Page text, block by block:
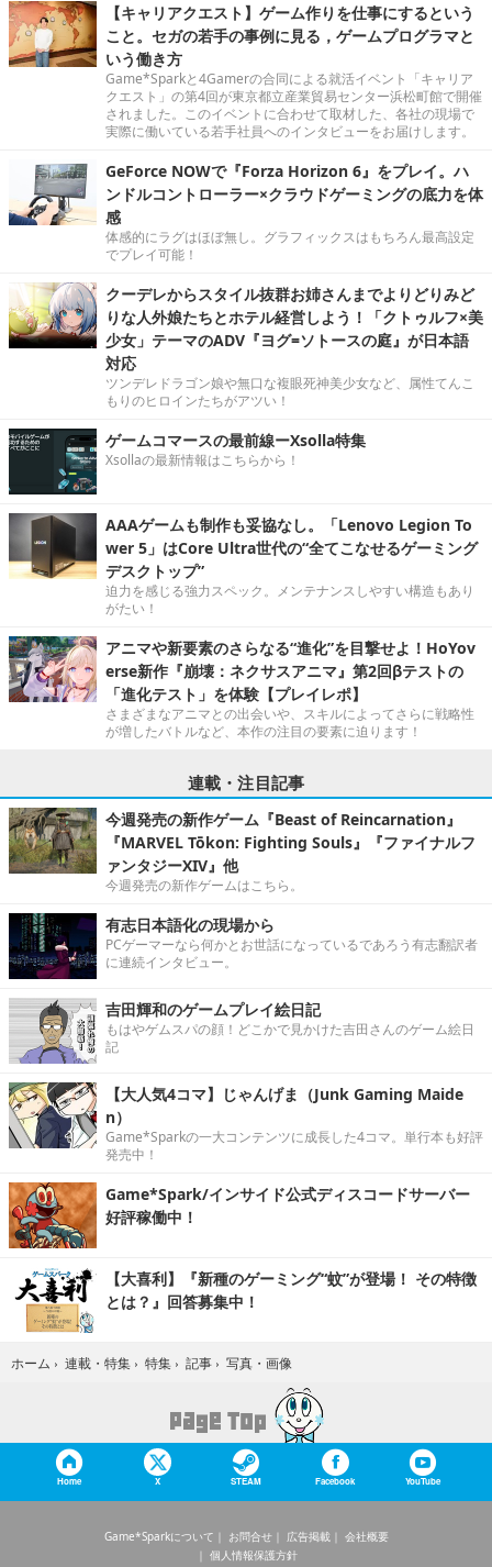
【キャリアクエスト】ゲーム作りを仕事にするという
こと。セガの若手の事例に見る，ゲームプログラマと
いう働き方
Game*Sparkと4Gamerの合同による就活イベント「キャリア
クエスト」の第4回が東京都立産業貿易センター浜松町館で開催
されました。このイベントに合わせて取材した、各社の現場で
実際に働いている若手社員へのインタビューをお届けします。
GeForce NOWで『Forza Horizon 6』をプレイ。ハ
ンドルコントローラー×クラウドゲーミングの底力を体
感
体感的にラグはほぼ無し。グラフィックスはもちろん最高設定
でプレイ可能！
クーデレからスタイル抜群お姉さんまでよりどりみど
りな人外娘たちとホテル経営しよう！「クトゥルフ×美
少女」テーマのADV『ヨグ=ソトースの庭』が日本語
対応
ツンデレドラゴン娘や無口な複眼死神美少女など、属性てんこ
もりのヒロインたちがアツい！
ゲームコマースの最前線ーXsolla特集
Xsollaの最新情報はこちらから！
AAAゲームも制作も妥協なし。「Lenovo Legion To
wer 5」はCore Ultra世代の“全てこなせるゲーミング
デスクトップ”
迫力を感じる強力スペック。メンテナンスしやすい構造もあり
がたい！
アニマや新要素のさらなる“進化”を目撃せよ！HoYov
erse新作『崩壊：ネクサスアニマ』第2回βテストの
「進化テスト」を体験【プレイレポ】
さまざまなアニマとの出会いや、スキルによってさらに戦略性
が増したバトルなど、本作の注目の要素に迫ります！
連載・注目記事
今週発売の新作ゲーム『Beast of Reincarnation』
『MARVEL Tōkon: Fighting Souls』『ファイナルフ
ァンタジーXIV』他
今週発売の新作ゲームはこちら。
有志日本語化の現場から
PCゲーマーなら何かとお世話になっているであろう有志翻訳者
に連続インタビュー。
吉田輝和のゲームプレイ絵日記
もはやゲムスパの顔！どこかで見かけた吉田さんのゲーム絵日
記
【大人気4コマ】じゃんげま（Junk Gaming Maide
n）
Game*Sparkの一大コンテンツに成長した4コマ。単行本も好評
発売中！
Game*Spark/インサイド公式ディスコードサーバー
好評稼働中！
【大喜利】『新種のゲーミング“蚊”が登場！ その特徴
とは？』回答募集中！
ホーム › 連載・特集 › 特集 › 記事 › 写真・画像
Home X STEAM Facebook YouTube
Game*Sparkについて お問合せ 広告掲載
会社概要
個人情報保護方針